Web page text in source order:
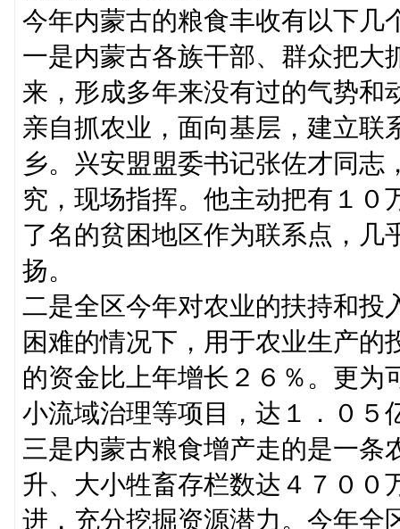
今年内蒙古的粮食丰收有以下几
一是内蒙古各族干部、群众把大
来，形成多年来没有过的气势和
亲自抓农业，面向基层，建立联
乡。兴安盟盟委书记张佐才同
究，现场指挥。他主动把有１０
了名的贫困地区作为联系点，几
扬。
二是全区今年对农业的扶持和投
困难的情况下，用于农业生产
的资金比上年增长２６％。更为
小流域治理等项目，达１．０５
三是内蒙古粮食增产走的是一条
升、大小牲畜存栏数达４７００
进，充分挖掘资源潜力。今年全